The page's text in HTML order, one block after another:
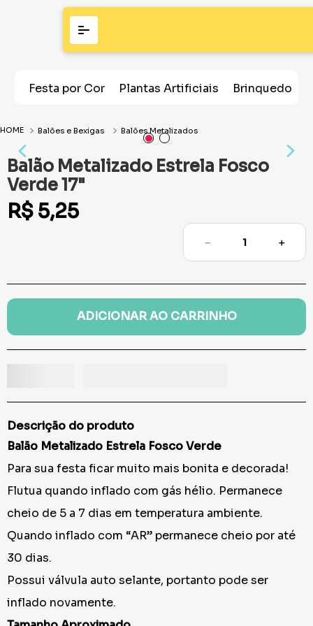
Festa por Cor Plantas Artificiais Brinquedos
Balões e Bexigas Balões Metalizados
Balão Metalizado Estrela Fosco
Verde 17"
R$ 5,25
＋
－
ADICIONAR AO CARRINHO
Descrição do produto
Balão Metalizado Estrela Fosco Verde
Para sua festa ficar muito mais bonita e decorada!
Flutua quando inflado com gás hélio. Permanece
cheio de 5 a 7 dias em temperatura ambiente.
Quando inflado com “AR” permanece cheio por até
30 dias.
Possui válvula auto selante, portanto pode ser
inflado novamente.